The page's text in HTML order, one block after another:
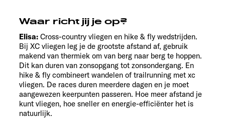
Waar richt jij je op?
Elisa: Cross-country vliegen en hike & fly wedstrijden.
Bij XC vliegen leg je de grootste afstand af, gebruik
makend van thermiek om van berg naar berg te hoppen.
Dit kan duren van zonsopgang tot zonsondergang. En
hike & fly combineert wandelen of trailrunning met xc
vliegen. De races duren meerdere dagen en je moet
aangewezen keerpunten passeren. Hoe meer afstand je
kunt vliegen, hoe sneller en energie-efficiënter het is
natuurlijk.